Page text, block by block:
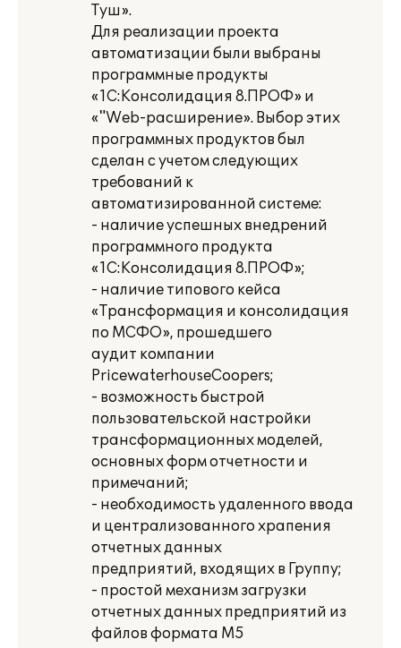
Туш».
Для реализации проекта
автоматизации были выбраны
программные продукты
«1С:Консолидация 8.ПРОФ» и
«"Web-расширение». Выбор этих
программных продуктов был
сделан с учетом следующих
требований к
автоматизированной системе:
- наличие успешных внедрений
программного продукта
«1С:Консолидация 8.ПРОФ»;
- наличие типового кейса
«Трансформация и консолидация
по МСФО», прошедшего
аудит компании
PricewaterhouseCoopers;
- возможность быстрой
пользовательской настройки
трансформационных моделей,
основных форм отчетности и
примечаний;
- необходимость удаленного ввода
и централизованного храпения
отчетных данных
предприятий, входящих в Группу;
- простой механизм загрузки
отчетных данных предприятий из
файлов формата М5